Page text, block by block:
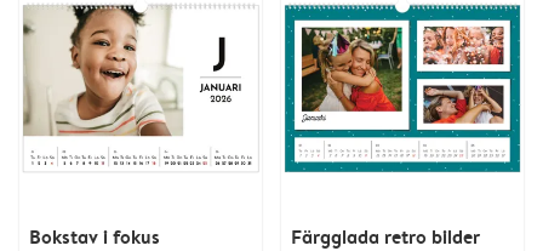
Bokstav i fokus Färgglada retro bilder